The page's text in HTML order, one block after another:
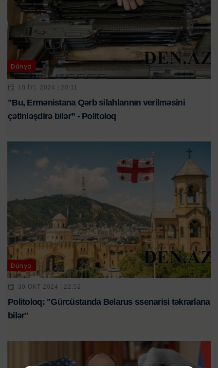
Dünya
10 IYL 2024 | 20:11
"Bu, Ermənistana Qərb silahlarının verilməsini
çətinləşdirə bilər” - Politoloq
Dünya
30 OKT 2024 | 22:52
Politoloq: "Gürcüstanda Belarus ssenarisi təkrarlana
bilər"